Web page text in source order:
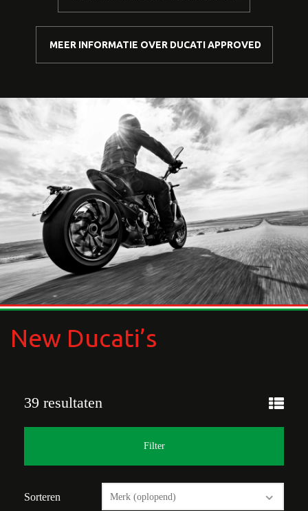
MEER INFORMATIE OVER DUCATI APPROVED
New Ducati’s